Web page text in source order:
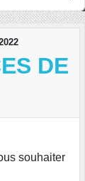
DE
souhaiter